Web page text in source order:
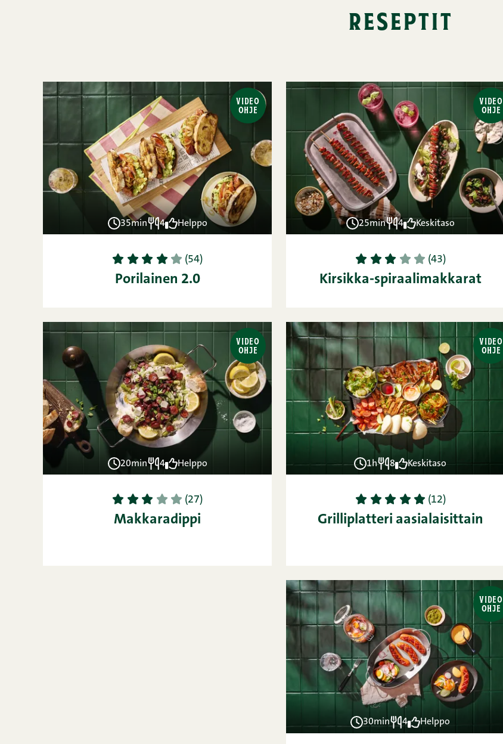
reseptit
VIDEO
OHJE
35min 4 Helppo
1 2 3 4 5 (54)
Porilainen 2.0
VIDEO
OHJE
25min 4 Keskitaso
1 2 3 4 5 (43)
Kirsikka-spiraalimakkarat
VIDEO
OHJE
20min 4 Helppo
1 2 3 4 5 (27)
Makkaradippi
VIDEO
OHJE
1h 8 Keskitaso
1 2 3 4 5 (12)
Grilliplatteri aasialaisittain
VIDEO
OHJE
30min 4 Helppo